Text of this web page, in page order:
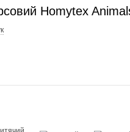
Homytex